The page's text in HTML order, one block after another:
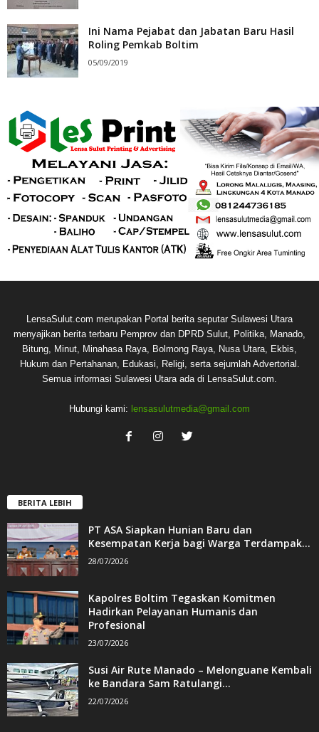
Ini Nama Pejabat dan Jabatan Baru Hasil
Roling Pemkab Boltim
05/09/2019
LensaSulut.com merupakan Portal berita seputar Sulawesi Utara
menyajikan berita terbaru Pemprov dan DPRD Sulut, Politika, Manado,
Bitung, Minut, Minahasa Raya, Bolmong Raya, Nusa Utara, Ekbis,
Hukum dan Pertahanan, Edukasi, Religi, serta sejumlah Advertorial.
Semua informasi Sulawesi Utara ada di LensaSulut.com.
Hubungi kami: lensasulutmedia@gmail.com
BERITA LEBIH
PT ASA Siapkan Hunian Baru dan
Kesempatan Kerja bagi Warga Terdampak...
28/07/2026
Kapolres Boltim Tegaskan Komitmen
Hadirkan Pelayanan Humanis dan
Profesional
23/07/2026
Susi Air Rute Manado – Melonguane Kembali
ke Bandara Sam Ratulangi...
22/07/2026